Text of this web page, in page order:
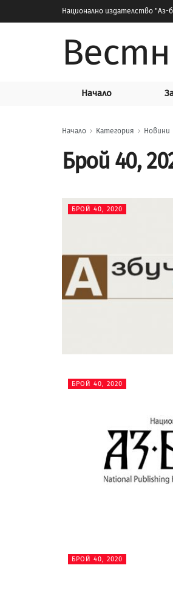
Национално издателство "Аз-
Начало
Начало Категория Новини
Брой 40,
БРОЙ 40, 2020
БРОЙ 40, 2020
БРОЙ 40, 2020